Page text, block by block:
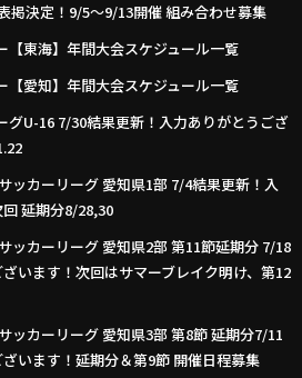
掲決定！9/5～9/13開催 組み合わせ募集
【東海】年間大会スケジュール一覧
【愛知】年間大会スケジュール一覧
グU-16 7/30結果更新！入力ありがとうござ
ッカーリーグ 愛知県1部 7/4結果更新！入
延期分8/28,30
ッカーリーグ 愛知県2部 第11節延期分 7/18
います！次回はサマーブレイク明け、第12
ッカーリーグ 愛知県3部 第8節 延期分7/11
います！延期分＆第9節 開催日程募集